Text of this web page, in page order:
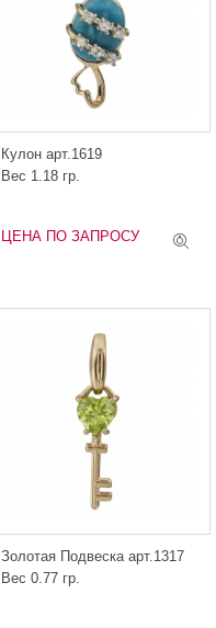
Кулон арт.1619
Вес 1.18 гр.
ЦЕНА ПО ЗАПРОСУ
Золотая Подвеска арт.1317
Вес 0.77 гр.